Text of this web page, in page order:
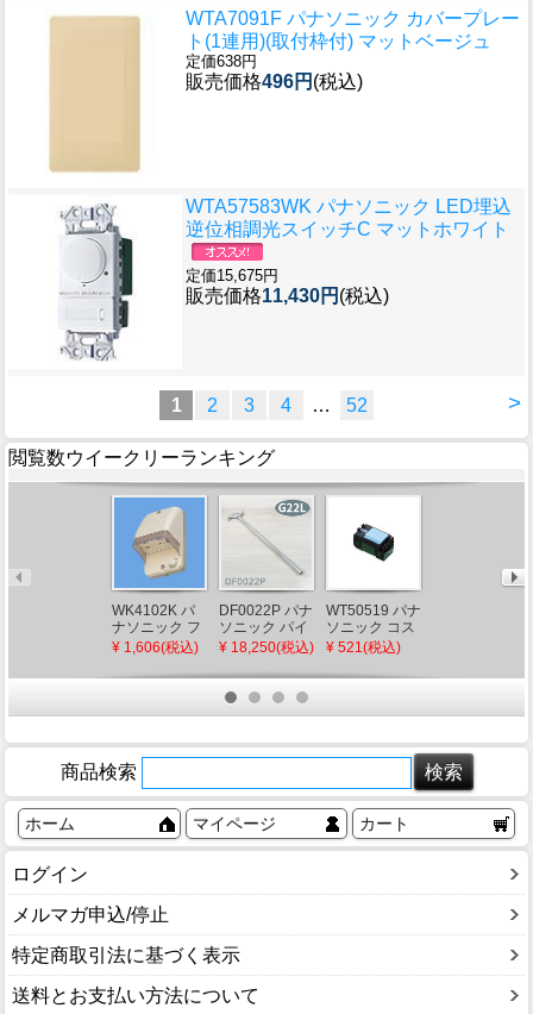
WTA7091F パナソニック カバープレー
ト(1連用)(取付枠付) マットベージュ
定価638円
販売価格496円 (税込)
WTA57583WK パナソニック LED埋込
逆位相調光スイッチC マットホワイト
定価15,675円
販売価格11,430円 (税込)
>
1 2 3 4 … 52
閲覧数ウイークリーランキング
WK4102K パ
ナソニック フ
ル接地防水コ
ンセント クリ
ームグレー
¥ 1,606(税込)
DF0022P パナ
ソニック パイ
プベンダー ハ
イベンダーPL
型 G22L用 厚
鋼電線管(ポリ
エチライニン
専用
¥ 18,250(税込)
WT50519 パナ
ソニック コス
モシリーズワ
イド21 埋込ほ
たるスイッチ
¥ 521(税込)
ーカ スマート
2P2E 20A
商品検索
ホーム マイページ カート
ログイン
メルマガ申込/停止
特定商取引法に基づく表示
送料とお支払い方法について